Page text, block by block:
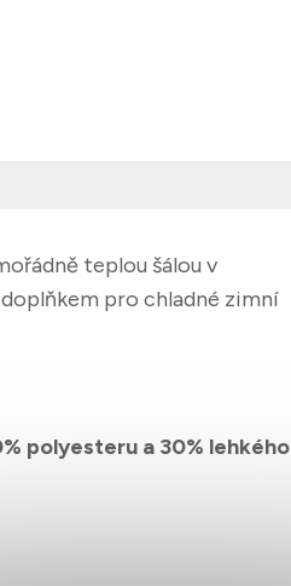
teplou šálou v
pro chladné zimní
polyesteru a 30% lehkého